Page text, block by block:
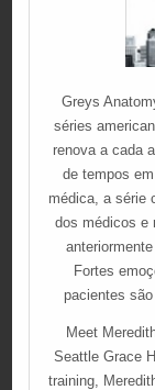
Greys
séries
renova a cada
de tempos
médica, a série
dos médicos e
Fortes
pacientes
Meet
Seattle Grace
training,